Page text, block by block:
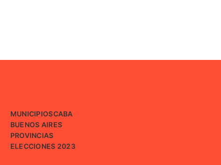
MUNICIPIOSCABA
BUENOS AIRES
PROVINCIAS
ELECCIONES 2023